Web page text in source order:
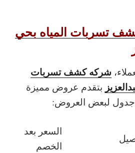
تسربات المياه بحي
شركه كشف تسربات
بتقدم عروض مميزة
جدول لبعض العروض:
السعر بعد
الخصم